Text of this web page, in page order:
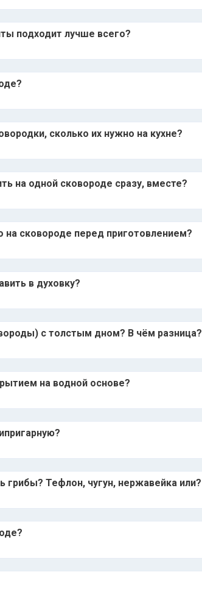
подходит лучше всего?
сколько их нужно на кухне?
на одной сковороде сразу, вместе?
на сковороде перед приготовлением?
в духовку?
с толстым дном? В чём разница?
на водной основе?
грибы? Тефлон, чугун, нержавейка или?